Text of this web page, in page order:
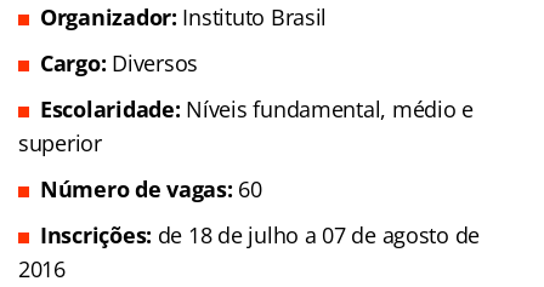
Organizador: Instituto Brasil
Cargo: Diversos
Escolaridade: Níveis fundamental, médio e
superior
Número de vagas: 60
Inscrições: de 18 de julho a 07 de agosto de
2016